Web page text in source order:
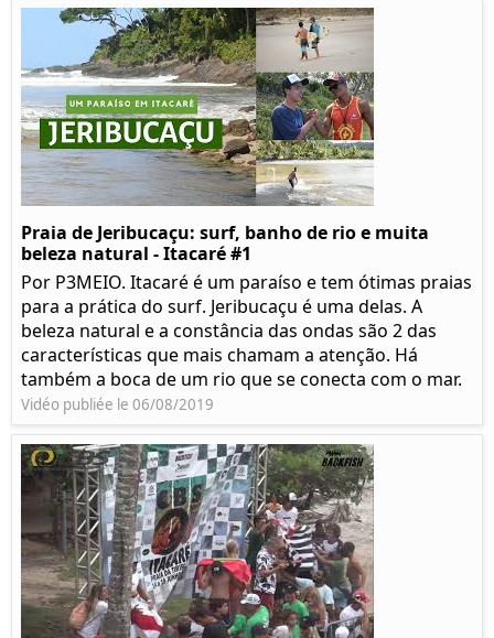
Praia de Jeribucaçu: surf, banho de rio e muita
beleza natural - Itacaré #1
Por P3MEIO. Itacaré é um paraíso e tem ótimas praias
para a prática do surf. Jeribucaçu é uma delas. A
beleza natural e a constância das ondas são 2 das
características que mais chamam a atenção. Há
também a boca de um rio que se conecta com o mar.
Vidéo publiée le 06/08/2019